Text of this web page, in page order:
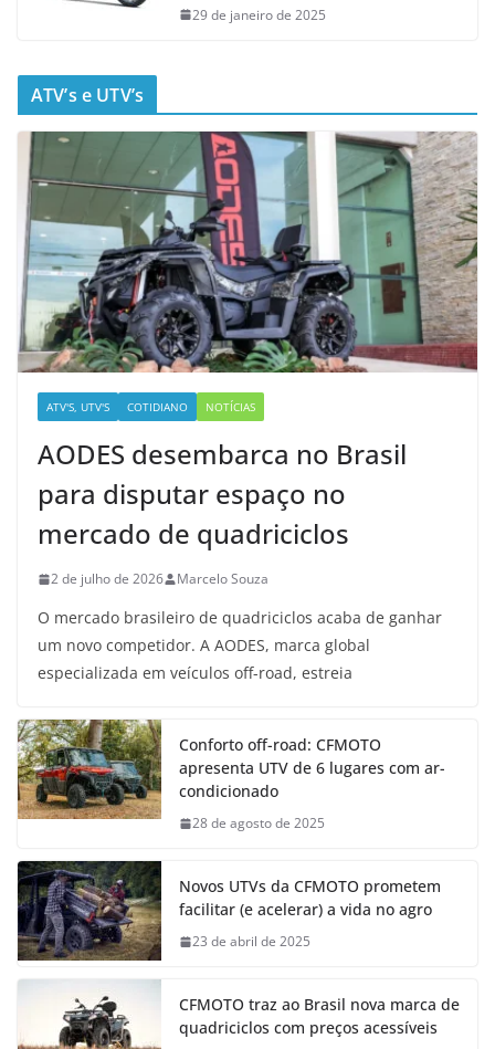
29 de janeiro de 2025
ATV’s e UTV’s
ATV'S, UTV'S COTIDIANO NOTÍCIAS
AODES desembarca no Brasil
para disputar espaço no
mercado de quadriciclos
2 de julho de 2026 Marcelo Souza
O mercado brasileiro de quadriciclos acaba de ganhar
um novo competidor. A AODES, marca global
especializada em veículos off-road, estreia
Conforto off-road: CFMOTO
apresenta UTV de 6 lugares com ar-
condicionado
28 de agosto de 2025
Novos UTVs da CFMOTO prometem
facilitar (e acelerar) a vida no agro
23 de abril de 2025
CFMOTO traz ao Brasil nova marca de
quadriciclos com preços acessíveis